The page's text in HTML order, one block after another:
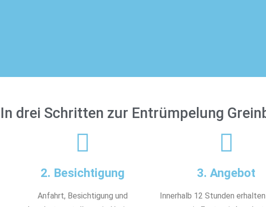
In drei Schritten zur Entrümpelung
2. Besichtigung
Anfahrt, Besichtigung und
3. Angebot
Innerhalb 12 Stunden